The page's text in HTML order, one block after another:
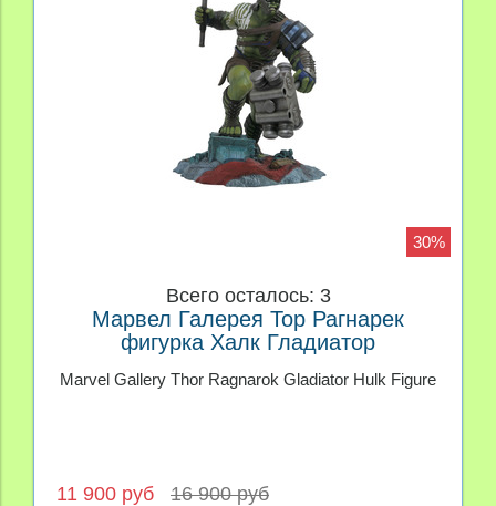
30%
Всего осталось: 3
Марвел Галерея Тор Рагнарек
фигурка Халк Гладиатор
Marvel Gallery Thor Ragnarok Gladiator Hulk Figure
11 900 руб 16 900 руб